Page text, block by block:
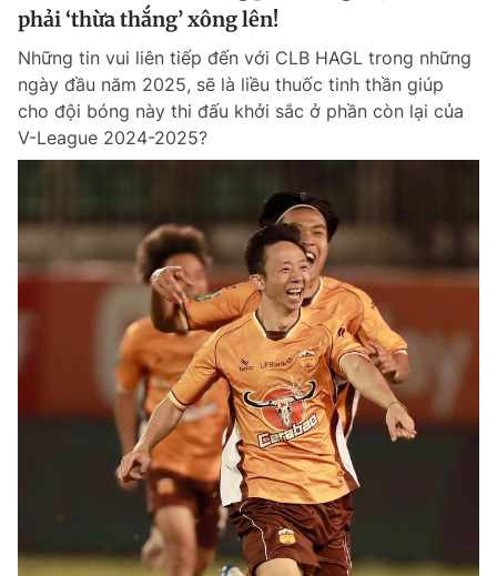
phải ‘thừa thắng’ xông lên!
Những tin vui liên tiếp đến với CLB HAGL trong những
ngày đầu năm 2025, sẽ là liều thuốc tinh thần giúp
cho đội bóng này thi đấu khởi sắc ở phần còn lại của
V-League 2024-2025?